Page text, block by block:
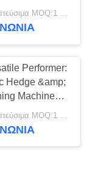
43
για
Διαπραγματεύσιμα MOQ:1 ομάδα
Performer:
Hedge &amp;
Machine